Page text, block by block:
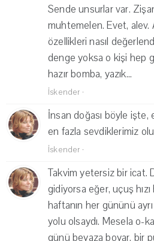
Sende unsurlar var.
muhtemelen. Evet, alev.
özellikleri nasıl
denge yoksa o kişi hep
hazır bomba, yazık...
İskender ·
İnsan doğası böyle
en fazla sevdiklerimiz
İskender ·
Takvim yetersiz bir icat.
gidiyorsa eğer, uçuş
haftanın her gününü
yolu olsaydı. Mesela o-
günü beyaza boyar, bir